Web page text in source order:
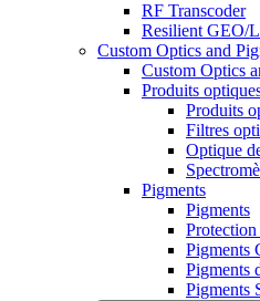
RF Transcoder
Resilient GEO/
Custom Optics and
Custom Optics
Produits
Produits
Filtres
Optique
Pigments
Pigments
Pigments
Pigments
Pigments